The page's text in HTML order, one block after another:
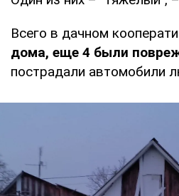
Всего в дачном
дома, еще 4 были
пострадали автомобили